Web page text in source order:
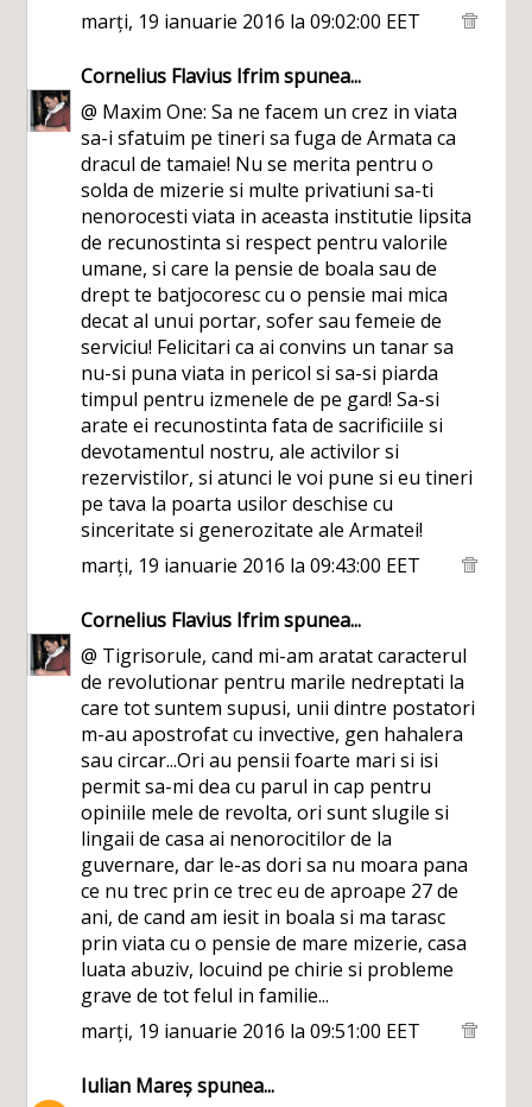
marți, 19 ianuarie 2016 la 09:02:00 EET
Cornelius Flavius Ifrimspunea...
@ Maxim One: Sa ne facem un crez in viata
sa-i sfatuim pe tineri sa fuga de Armata ca
dracul de tamaie! Nu se merita pentru o
solda de mizerie si multe privatiuni sa-ti
nenorocesti viata in aceasta institutie lipsita
de recunostinta si respect pentru valorile
umane, si care la pensie de boala sau de
drept te batjocoresc cu o pensie mai mica
decat al unui portar, sofer sau femeie de
serviciu! Felicitari ca ai convins un tanar sa
nu-si puna viata in pericol si sa-si piarda
timpul pentru izmenele de pe gard! Sa-si
arate ei recunostinta fata de sacrificiile si
devotamentul nostru, ale activilor si
rezervistilor, si atunci le voi pune si eu tineri
pe tava la poarta usilor deschise cu
sinceritate si generozitate ale Armatei!
marți, 19 ianuarie 2016 la 09:43:00 EET
Cornelius Flavius Ifrimspunea...
@ Tigrisorule, cand mi-am aratat caracterul
de revolutionar pentru marile nedreptati la
care tot suntem supusi, unii dintre postatori
m-au apostrofat cu invective, gen hahalera
sau circar...Ori au pensii foarte mari si isi
permit sa-mi dea cu parul in cap pentru
opiniile mele de revolta, ori sunt slugile si
lingaii de casa ai nenorocitilor de la
guvernare, dar le-as dori sa nu moara pana
ce nu trec prin ce trec eu de aproape 27 de
ani, de cand am iesit in boala si ma tarasc
prin viata cu o pensie de mare mizerie, casa
luata abuziv, locuind pe chirie si probleme
grave de tot felul in familie...
marți, 19 ianuarie 2016 la 09:51:00 EET
Iulian Mareșspunea...